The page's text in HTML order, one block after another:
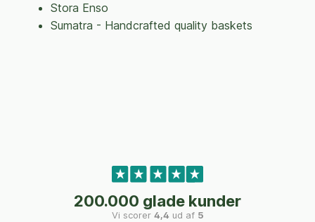
Stora Enso
Sumatra - Handcrafted quality baskets
200.000 glade kunder
Vi scorer 4,4 ud af 5